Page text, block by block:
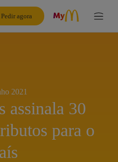
Pedir agora
2021
assinala 30
para o